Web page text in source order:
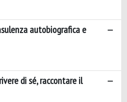
autobiografica e
di sé, raccontare il